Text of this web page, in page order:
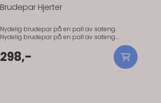
Brudepar Hjerter
Nydelig brudepar på en pall av sateng.
Nydelig brudepar på en pall av sateng.
298,-